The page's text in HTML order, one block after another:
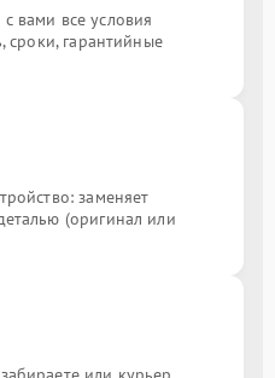
вами все условия
сроки, гарантийные
заменяет
(оригинал или